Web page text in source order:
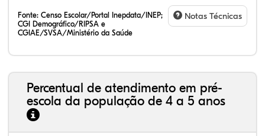
Fonte: Censo Escolar/Portal Inepdata/INEP;
CGI Demográfico/RIPSA e
CGIAE/SVSA/Ministério da Saúde
Notas Técnicas
Percentual de atendimento em pré-
escola da população de 4 a 5 anos